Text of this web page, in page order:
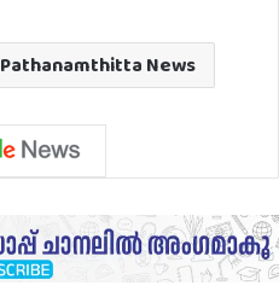
Pathanamthitta News